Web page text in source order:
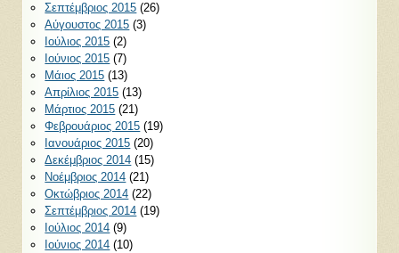
Σεπτέμβριος 2015 (26)
Αύγουστος 2015 (3)
Ιούλιος 2015 (2)
Ιούνιος 2015 (7)
Μάιος 2015 (13)
Απρίλιος 2015 (13)
Μάρτιος 2015 (21)
Φεβρουάριος 2015 (19)
Ιανουάριος 2015 (20)
Δεκέμβριος 2014 (15)
Νοέμβριος 2014 (21)
Οκτώβριος 2014 (22)
Σεπτέμβριος 2014 (19)
Ιούλιος 2014 (9)
Ιούνιος 2014 (10)